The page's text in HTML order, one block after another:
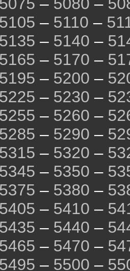
5075 – 5080 –
5105 – 5110 –
5135 – 5140 –
5165 – 5170 –
5195 – 5200 –
5225 – 5230 –
5255 – 5260 –
5285 – 5290 –
5315 – 5320 –
5345 – 5350 –
5375 – 5380 –
5405 – 5410 –
5435 – 5440 –
5465 – 5470 –
5495 – 5500 –